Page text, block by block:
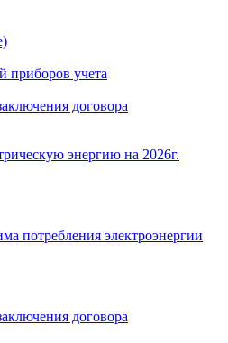
приборов учета
договора
энергию на 2026г.
потребления электроэнергии
договора